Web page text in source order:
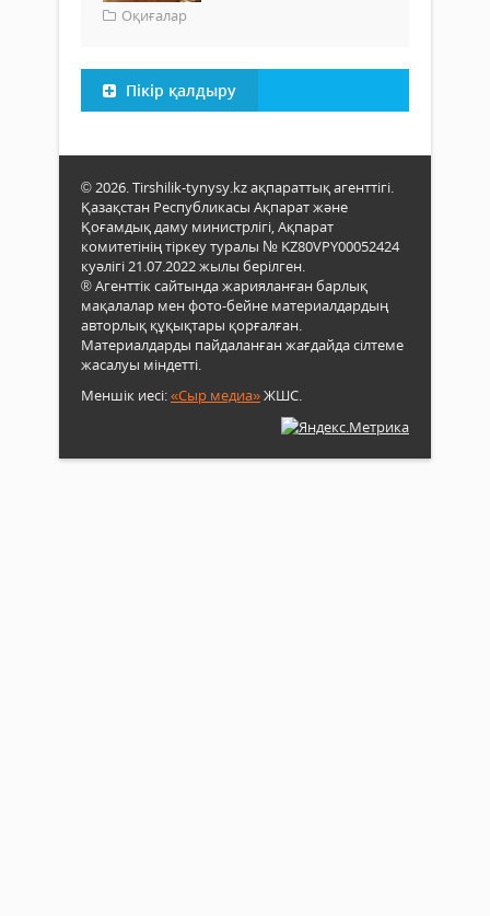
Оқиғалар
Пікір қалдыру
© 2026. Tirshilik-tynysy.kz ақпараттық агенттігі.
Қазақстан Республикасы Ақпарат және
Қоғамдық даму министрлігі, Ақпарат
комитетінің тіркеу туралы № KZ80VPY00052424
куәлігі 21.07.2022 жылы берілген.
® Агенттік сайтында жарияланған барлық
мақалалар мен фото-бейне материалдардың
авторлық құқықтары қорғалған.
Материалдарды пайдаланған жағдайда сілтеме
жасалуы міндетті.
Меншік иесі:«Сыр медиа»ЖШС.